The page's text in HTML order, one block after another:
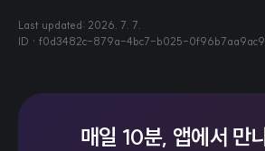
Last updated: 2026. 7. 7.
ID · f0d3482c-879a-4bc7-b025-0f96b7aa9ac9
매일 10분, 앱에서 만